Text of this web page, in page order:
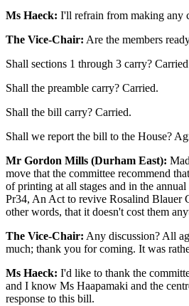
Ms Haeck: I'll refrain from making any
The Vice-Chair: Are the members
Shall sections 1 through 3 carry?
Shall the preamble carry? Carried.
Shall the bill carry? Carried.
Shall we report the bill to the House?
Mr Gordon Mills (Durham East):
move that the committee recommend
of printing at all stages and in the
Pr34, An Act to revive Rosalind Blauer
other words, that it doesn't cost them
The Vice-Chair: Any discussion? All
much; thank you for coming. It was
Ms Haeck: I'd like to thank the
and I know Ms Haapamaki and the
response to this bill.